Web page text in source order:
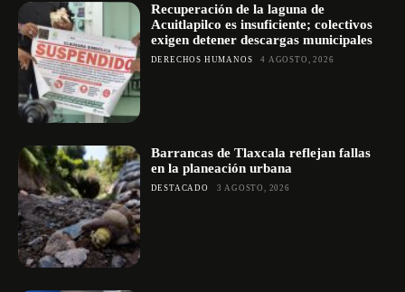
Recuperación de la laguna de
Acuitlapilco es insuficiente; colectivos
exigen detener descargas municipales
DERECHOS HUMANOS 4 AGOSTO, 2026
Barrancas de Tlaxcala reflejan fallas
en la planeación urbana
DESTACADO 3 AGOSTO, 2026